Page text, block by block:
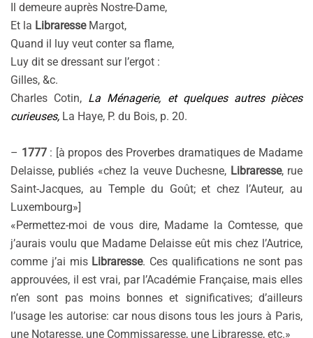
Il demeure auprès Nostre-Dame,
Et la Libraresse Margot,
Quand il luy veut conter sa flame,
Luy dit se dressant sur l’ergot :
Gilles, &c.
Charles Cotin, La Ménagerie, et quelques autres pièces
curieuses, La Haye, P. du Bois, p. 20.
– 1777: [à propos des Proverbes dramatiques de Madame
Delaisse, publiés «chez la veuve Duchesne, Libraresse, rue
Saint-Jacques, au Temple du Goût; et chez l’Auteur, au
Luxembourg»]
«Permettez-moi de vous dire, Madame la Comtesse, que
j’aurais voulu que Madame Delaisse eût mis chez l’Autrice,
comme j’ai mis Libraresse. Ces qualifications ne sont pas
approuvées, il est vrai, par l’Académie Française, mais elles
n’en sont pas moins bonnes et significatives; d’ailleurs
l’usage les autorise: car nous disons tous les jours à Paris,
une Notaresse, une Commissaresse, une Libraresse, etc.»